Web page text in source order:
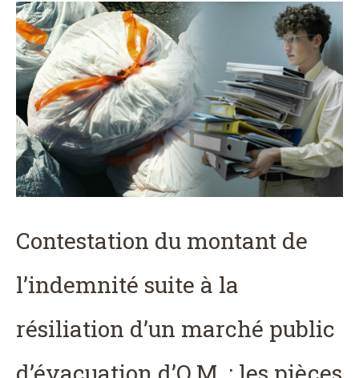
Contestation du montant de
l’indemnité suite à la
résiliation d’un marché public